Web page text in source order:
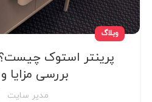
وبلاگ
پرینتر استوک
بررسی مزایا
مدیر سایت